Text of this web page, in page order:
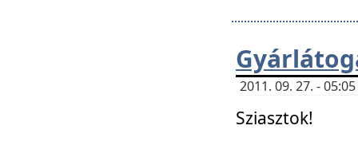
2011. 09. 27. -
Sziasztok!